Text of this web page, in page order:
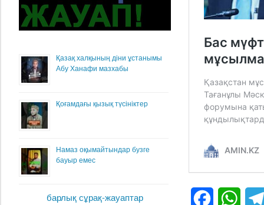
Facebook
Қазақ халқының діни ұстанымы
Абу Ханафи мазхабы
Қоғамдағы қызық түсініктер
Намаз оқымайтындар бузге
бауыр емес
барлық сұрақ-жауаптар